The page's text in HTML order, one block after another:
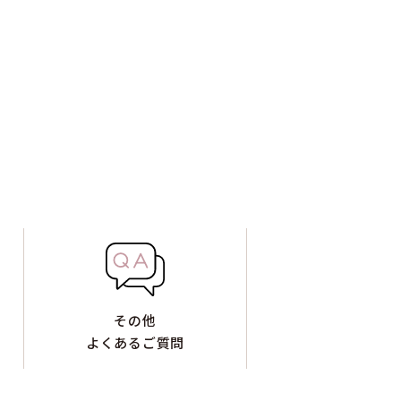
その他
よくあるご質問